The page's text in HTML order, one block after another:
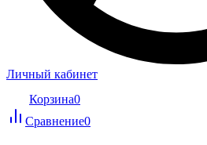
Личный кабинет
Корзина0
Сравнение0